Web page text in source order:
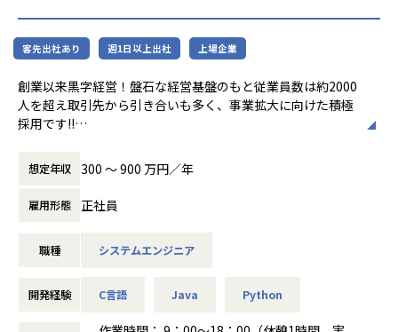
験コース/AWS 中級コース など）
★定期的な技術者面談を実施
1ヵ月半～2ヵ月に1度のペースで営業担当による技術者へ
の定期面談を実施。
不満・不安をヒアリングすると同時に、自分が歩んでいき
たいキャリアを共有し、スキルの向上とモチベーションの維
経験のある技術者をリーダーに任命し、技術者のフォロー
リーダーと営業は月に1度会議の場を設けており、情報共
【業務の変更の範囲】
客先出社あり 週1日以上出社 上場企業
創業以来黒字経営！盤石な経営基盤のもと従業員数は約2000
人を超え取引先から引き合いも多く、事業拡大に向けた積極
採用です!!
ご志向／ご希望に応じて、プロジェクトを決定しますので、
是非面接でお話しください！
◆取引業界
・ システム要件定義・設計（上流）SE
※ご志向・ご希望に応じて、プロジェクトを決定します
想定年収 300 〜 900 万円／年
雇用形態 正社員
職種 システムエンジニア
開発経験 C言語 Java Python